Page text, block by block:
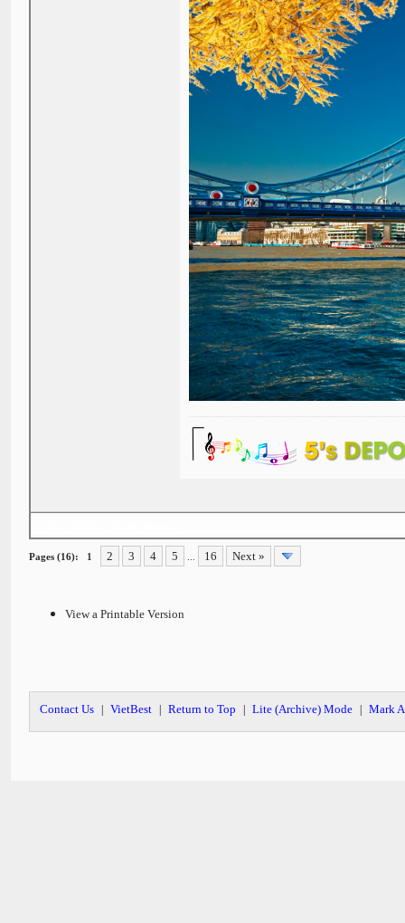
Pages (16): 1 2 3 4 5 16 Next »
View a Printable Version
Contact Us VietBest Return to Top Lite (Archive) Mode Mark